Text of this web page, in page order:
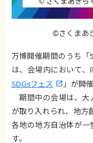
©さくまあ
万博開催期間のうち
は、会場内において
SDGsフェス
」が開
期間中の会場は、大
が取り入れられ、地方
各地の地方自治体が
す。